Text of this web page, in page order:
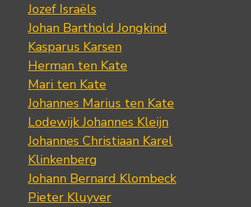
Jozef Israëls
Johan Barthold Jongkind
Kasparus Karsen
Herman ten Kate
Mari ten Kate
Johannes Marius ten Kate
Lodewijk Johannes Kleijn
Johannes Christiaan Karel
Klinkenberg
Johann Bernard Klombeck
Pieter Kluyver